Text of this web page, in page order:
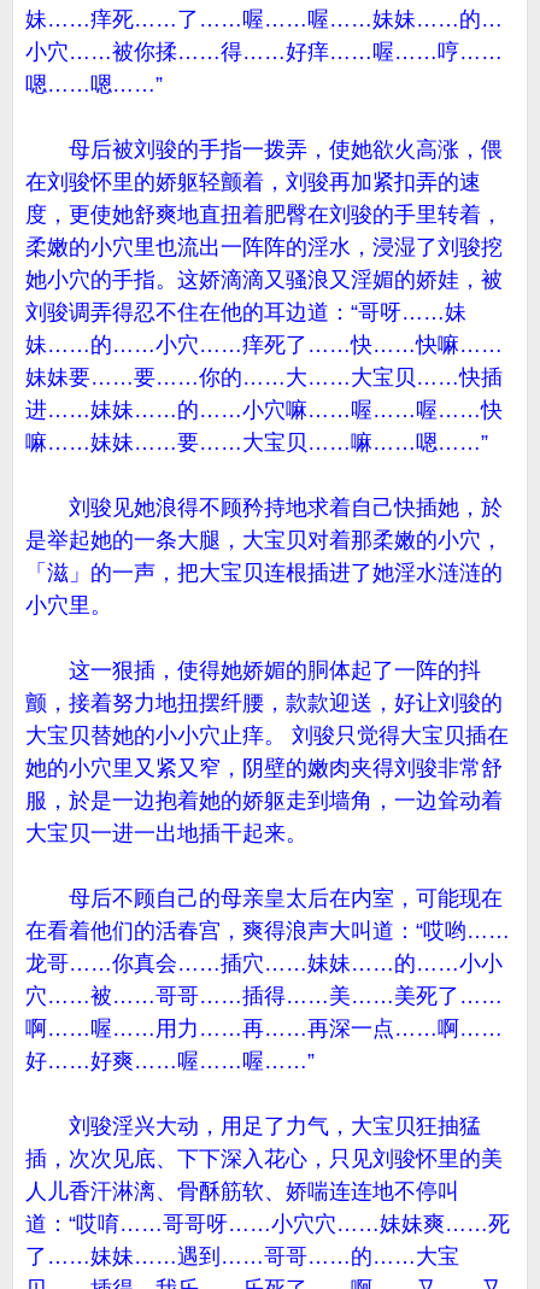
妹……痒死……了……喔……喔……妹妹……的…
小穴……被你揉……得……好痒……喔……哼……
嗯……嗯……”
母后被刘骏的手指一拨弄，使她欲火高涨，偎
在刘骏怀里的娇躯轻颤着，刘骏再加紧扣弄的速
度，更使她舒爽地直扭着肥臀在刘骏的手里转着，
柔嫩的小穴里也流出一阵阵的淫水，浸湿了刘骏挖
她小穴的手指。这娇滴滴又骚浪又淫媚的娇娃，被
刘骏调弄得忍不住在他的耳边道：“哥呀……妹
妹……的……小穴……痒死了……快……快嘛……
妹妹要……要……你的……大……大宝贝……快插
进……妹妹……的……小穴嘛……喔……喔……快
嘛……妹妹……要……大宝贝……嘛……嗯……”
刘骏见她浪得不顾矜持地求着自己快插她，於
是举起她的一条大腿，大宝贝对着那柔嫩的小穴，
「滋」的一声，把大宝贝连根插进了她淫水涟涟的
小穴里。
这一狠插，使得她娇媚的胴体起了一阵的抖
颤，接着努力地扭摆纤腰，款款迎送，好让刘骏的
大宝贝替她的小小穴止痒。 刘骏只觉得大宝贝插在
她的小穴里又紧又窄，阴壁的嫩肉夹得刘骏非常舒
服，於是一边抱着她的娇躯走到墙角，一边耸动着
大宝贝一进一出地插干起来。
母后不顾自己的母亲皇太后在内室，可能现在
在看着他们的活春宫，爽得浪声大叫道：“哎哟……
龙哥……你真会……插穴……妹妹……的……小小
穴……被……哥哥……插得……美……美死了……
啊……喔……用力……再……再深一点……啊……
好……好爽……喔……喔……”
刘骏淫兴大动，用足了力气，大宝贝狂抽猛
插，次次见底、下下深入花心，只见刘骏怀里的美
人儿香汗淋漓、骨酥筋软、娇喘连连地不停叫
道：“哎唷……哥哥呀……小穴穴……妹妹爽……死
了……妹妹……遇到……哥哥……的……大宝